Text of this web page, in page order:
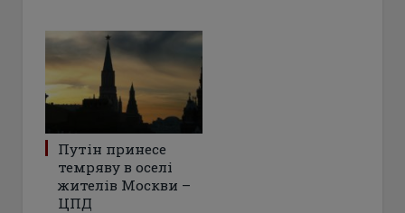
Путін принесе
темряву в оселі
жителів Москви –
ЦПД